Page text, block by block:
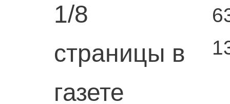
1/8
страницы в
газете